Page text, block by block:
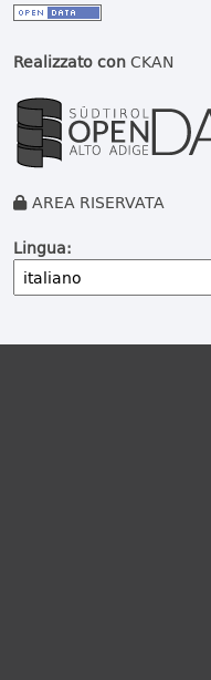
Realizzato conCKAN
AREA RISERVATA
Lingua